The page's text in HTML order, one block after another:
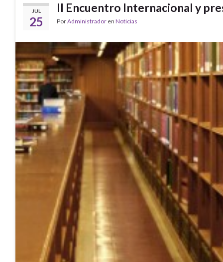
JUL
25
II Encuentro Internacional y
PorAdministrador en Noticias